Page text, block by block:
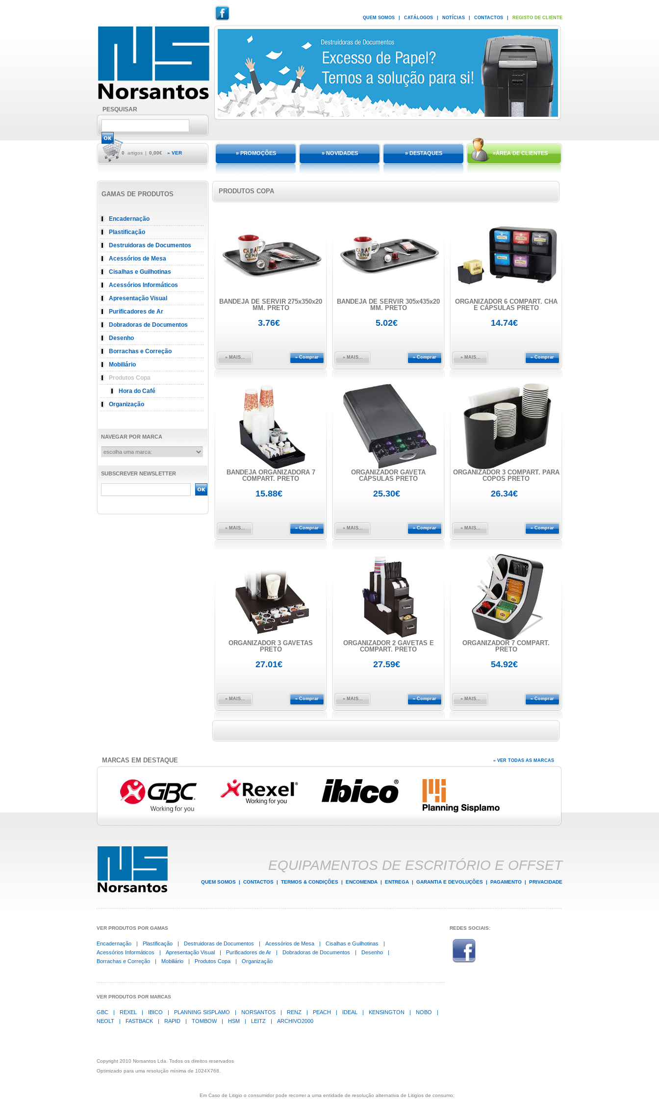
PESQUISAR
QUEM SOMOS CATÁLOGOS NOTÍCIAS CONTACTOS REGISTO DE CLIENTE
0 artigos | 0,00€ » VER » PROMOÇÕES » NOVIDADES » DESTAQUES »ÁREA DE CLIENTES
GAMAS DE PRODUTOS
Encadernação
Plastificação
Destruidoras de Documentos
Acessórios de Mesa
Cisalhas e Guilhotinas
Acessórios Informáticos
Apresentação Visual
Purificadores de Ar
Dobradoras de Documentos
Desenho
Borrachas e Correção
Mobiliário
Produtos Copa
Hora do Café
Organização
NAVEGAR POR MARCA
SUBSCREVER NEWSLETTER
PRODUTOS COPA
BANDEJA DE SERVIR 275x350x20
MM. PRETO
3.76€
» Comprar
» MAIS...
BANDEJA DE SERVIR 305x435x20
MM. PRETO
5.02€
» Comprar
» MAIS...
ORGANIZADOR 6 COMPART. CHÁ
E CÁPSULAS PRETO
14.74€
» Comprar
» MAIS...
BANDEJA ORGANIZADORA 7
COMPART. PRETO
15.88€
» Comprar
» MAIS...
ORGANIZADOR GAVETA
CÁPSULAS PRETO
25.30€
» Comprar
» MAIS...
ORGANIZADOR 3 COMPART. PARA
COPOS PRETO
26.34€
» Comprar
» MAIS...
ORGANIZADOR 3 GAVETAS
PRETO
27.01€
» Comprar
» MAIS...
ORGANIZADOR 2 GAVETAS E
COMPART. PRETO
27.59€
» Comprar
» MAIS...
ORGANIZADOR 7 COMPART.
PRETO
54.92€
» Comprar
» MAIS...
MARCAS EM DESTAQUE » VER TODAS AS MARCAS
EQUIPAMENTOS DE ESCRITÓRIO E OFFSET
QUEM SOMOS | CONTACTOS | TERMOS & CONDIÇÕES | ENCOMENDA | ENTREGA | GARANTIA E DEVOLUÇÕES | PAGAMENTO | PRIVACIDADE
VER PRODUTOS POR GAMAS
Encadernação | Plastificação | Destruidoras de Documentos | Acessórios de Mesa | Cisalhas e Guilhotinas
|
Acessórios Informáticos
| Apresentação Visual | Purificadores de Ar | Dobradoras de Documentos | Desenho
|
Borrachas e Correção
| Mobiliário | Produtos Copa | Organização
VER PRODUTOS POR MARCAS
GBC | REXEL | IBICO | PLANNING SISPLAMO | NORSANTOS | RENZ | PEACH | IDEAL | KENSINGTON | NOBO
|
NEOLT
| FASTBACK | RAPID | TOMBOW | HSM | LEITZ | ARCHIVO2000
REDES SOCIAIS:
Copyright 2010 Norsantos Lda. Todos os direitos reservados
Optimizado para uma resolução mínima de 1024X768.
Em Caso de Litigio o consumidor pode recorrer a uma entidade de resolução alternativa de Litigios de consumo: